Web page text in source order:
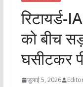
को बीच
घसीटकर
जुलाई 5, 2026